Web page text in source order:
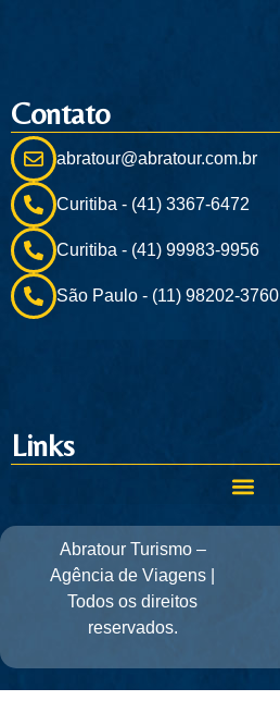
Contato
abratour@abratour.com.br
Curitiba - (41) 3367-6472
Curitiba - (41) 99983-9956
São Paulo - (11) 98202-3760
Links
Abratour Turismo –
Agência de Viagens |
Todos os direitos
reservados.